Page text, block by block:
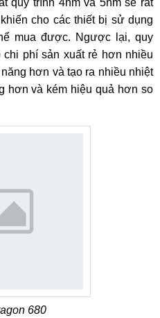
quy trình 4nm và 5nm sẽ rất
cho các thiết bị sử dụng
mua được. Ngược lại, quy
chi phí sản xuất rẻ hơn nhiều
hơn và tạo ra nhiều nhiệt
hơn và kém hiệu quả hơn so
680